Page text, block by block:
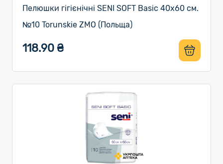
Пелюшки гігієнічні SENI SOFT Basic 40х60 см.
№10 Torunskie ZMO (Польща)
118.90 ₴